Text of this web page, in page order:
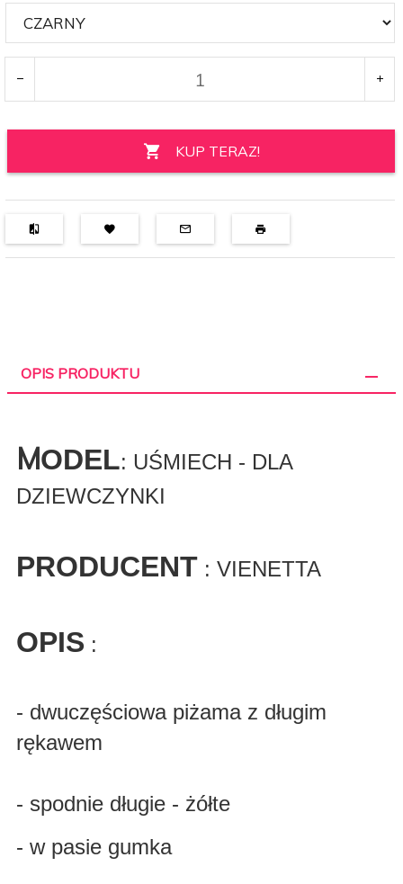
KUP TERAZ!
OPIS PRODUKTU
MODEL: UŚMIECH - DLA
DZIEWCZYNKI
PRODUCENT : VIENETTA
OPIS :
- dwuczęściowa piżama z długim
rękawem
- spodnie długie - żółte
- w pasie gumka